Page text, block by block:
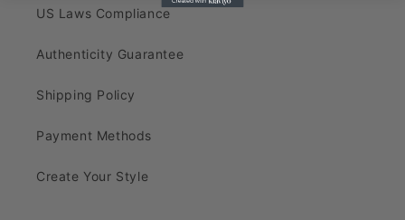
US Laws Compliance
Authenticity Guarantee
Shipping Policy
Payment Methods
Create Your Style